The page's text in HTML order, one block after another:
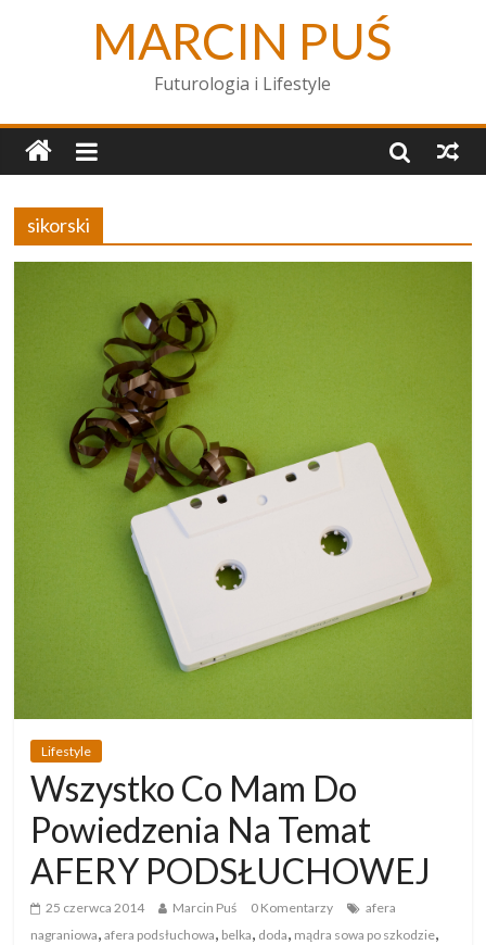
MARCIN PUŚ
Futurologia i Lifestyle
sikorski
Lifestyle
Wszystko Co Mam Do
Powiedzenia Na Temat
AFERY PODSŁUCHOWEJ
25 czerwca 2014 Marcin Puś 0 Komentarzy
afera
nagraniowa,afera podsłuchowa, belka, doda, mądra sowa po szkodzie,